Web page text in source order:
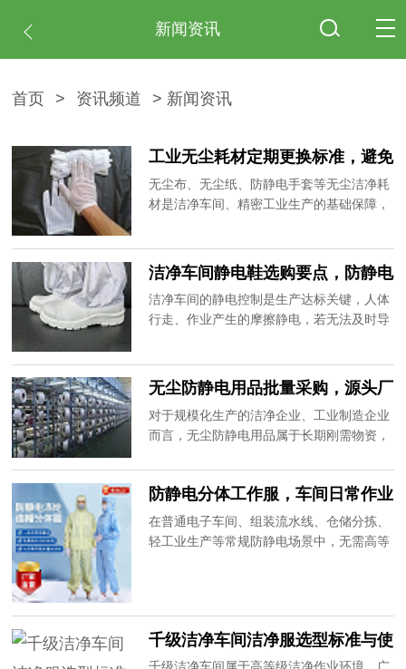
新闻资讯
首页 > 资讯频道 > 新闻资讯
工业无尘耗材定期更换标准，避免
隐形生产隐患
无尘布、无尘纸、防静电手套等无尘洁净耗
材是洁净车间、精密工业生产的基础保障，
污染，产生隐形生产隐患，造成产品良率下
降、车间检测不达标等问题。20年专注无尘
防静电用品生产，为大家梳理各类工业无尘
耗材的定期更换标准，助力企业规范耗材管
洁净车间静电鞋选购要点，防静电
且耐清洗
洁净车间的静电控制是生产达标关键，人体
行走、作业产生的摩擦静电，若无法及时导
电鞋作为导出足部静电、保障车间静电平衡
的核心装备，选型质量直接影响车间生产标
准。20年专注无尘防静电鞋品生产，为大家
讲解洁净车间静电鞋选购核心要点，重点关
无尘防静电用品批量采购，源头厂
家优势解析
对于规模化生产的洁净企业、工业制造企业
而言，无尘防静电用品属于长期刚需物资，
营成本。目前市场上多数供应商为中间商，
存在品质参差不齐、价格虚高、供货不稳
定、无售后等问题。20年专注无尘防静电用
防静电分体工作服，车间日常作业
优选
在普通电子车间、组装流水线、仓储分拣、
轻工业生产等常规防静电场景中，无需高等
年专注防静电工作服生产定制，为大家详解
分体防静电工作服的产品优势与选购要点。
千级洁净车间洁净服选型标准与使
用规范